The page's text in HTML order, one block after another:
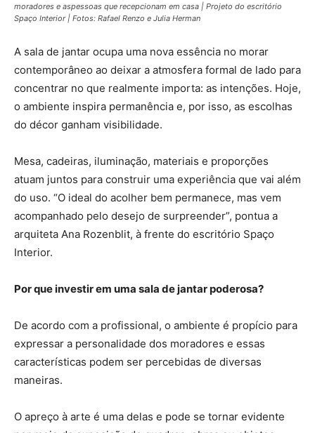
moradores e aspessoas que recepcionam em casa | Projeto do escritório
Spaço Interior | Fotos: Rafael Renzo e Julia Herman
A sala de jantar ocupa uma nova essência no morar
contemporâneo ao deixar a atmosfera formal de lado para
concentrar no que realmente importa: as intenções. Hoje,
o ambiente inspira permanência e, por isso, as escolhas
do décor ganham visibilidade.
Mesa, cadeiras, iluminação, materiais e proporções
atuam juntos para construir uma experiência que vai além
do uso. “O ideal do acolher bem permanece, mas vem
acompanhado pelo desejo de surpreender”, pontua a
arquiteta Ana Rozenblit, à frente do escritório Spaço
Interior.
Por que investir em uma sala de jantar poderosa?
De acordo com a profissional, o ambiente é propício para
expressar a personalidade dos moradores e essas
características podem ser percebidas de diversas
maneiras.
O apreço à arte é uma delas e pode se tornar evidente